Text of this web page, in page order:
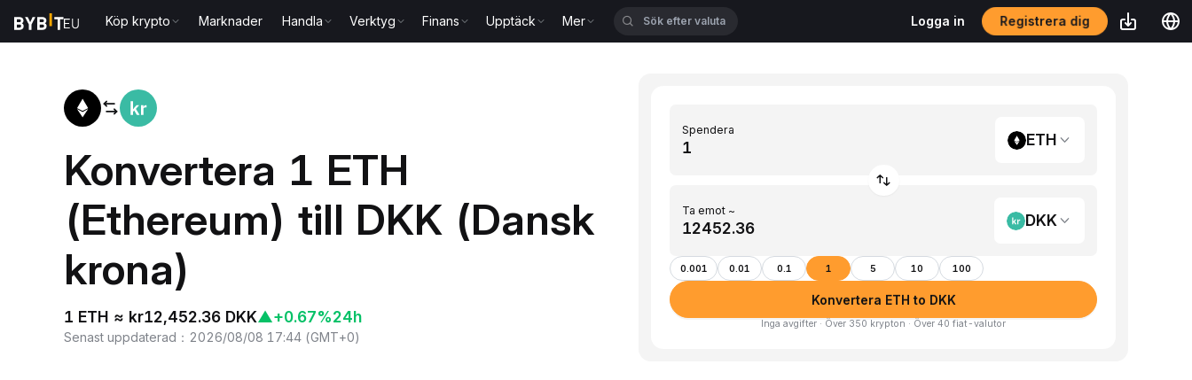
Köp krypto Marknader Handla Verktyg Finans Upptäck Mer Logga in Registrera dig
Konvertera 1 ETH
(Ethereum) till DKK (Dansk
krona)
1 ETH ≈ kr12,452.36 DKK▲+0.67%24h
Senast uppdaterad ： 2026/08/08 17:44 (GMT+0)
Spendera
ETH
Ta emot ~
DKK
0.001 0.01 0.1 1 5 10 100
Konvertera ETH to DKK
Inga avgifter · Över 350 krypton · Över 40 fiat-valutor